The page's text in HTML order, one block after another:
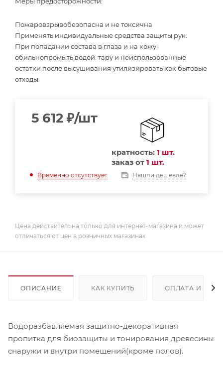
Пожаровзрывобезопасна и не токсична
Применять индивидуальные средства защиты рук.
При попадании состава в глаза и на кожу-
обильнопромыть водой. тару и неиспользованные
остатки после высушивания утилизировать как бытовые
отходы.
5 612 ₽/шт
кратность: 1 шт.
заказ от 1 шт.
Временно отсутствует Нашли дешевле?
Цена действительна только для интернет-магазина и может
отличаться от цен в розничных магазинах
ОПИСАНИЕ КАК КУПИТЬ ОПЛАТА И
Водоразбавляемая защитно-декоративная
пропитка для биозащиты и тонирования древесины
снаружи и внутри помещений(кроме полов).